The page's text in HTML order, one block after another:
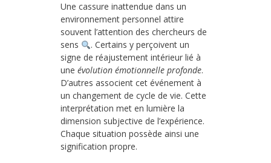
Une cassure inattendue dans un
environnement personnel attire
souvent l’attention des chercheurs de
sens
. Certains y perçoivent un
signe de réajustement intérieur lié à
une évolution émotionnelle profonde.
D’autres associent cet événement à
un changement de cycle de vie. Cette
interprétation met en lumière la
dimension subjective de l’expérience.
Chaque situation possède ainsi une
signification propre.